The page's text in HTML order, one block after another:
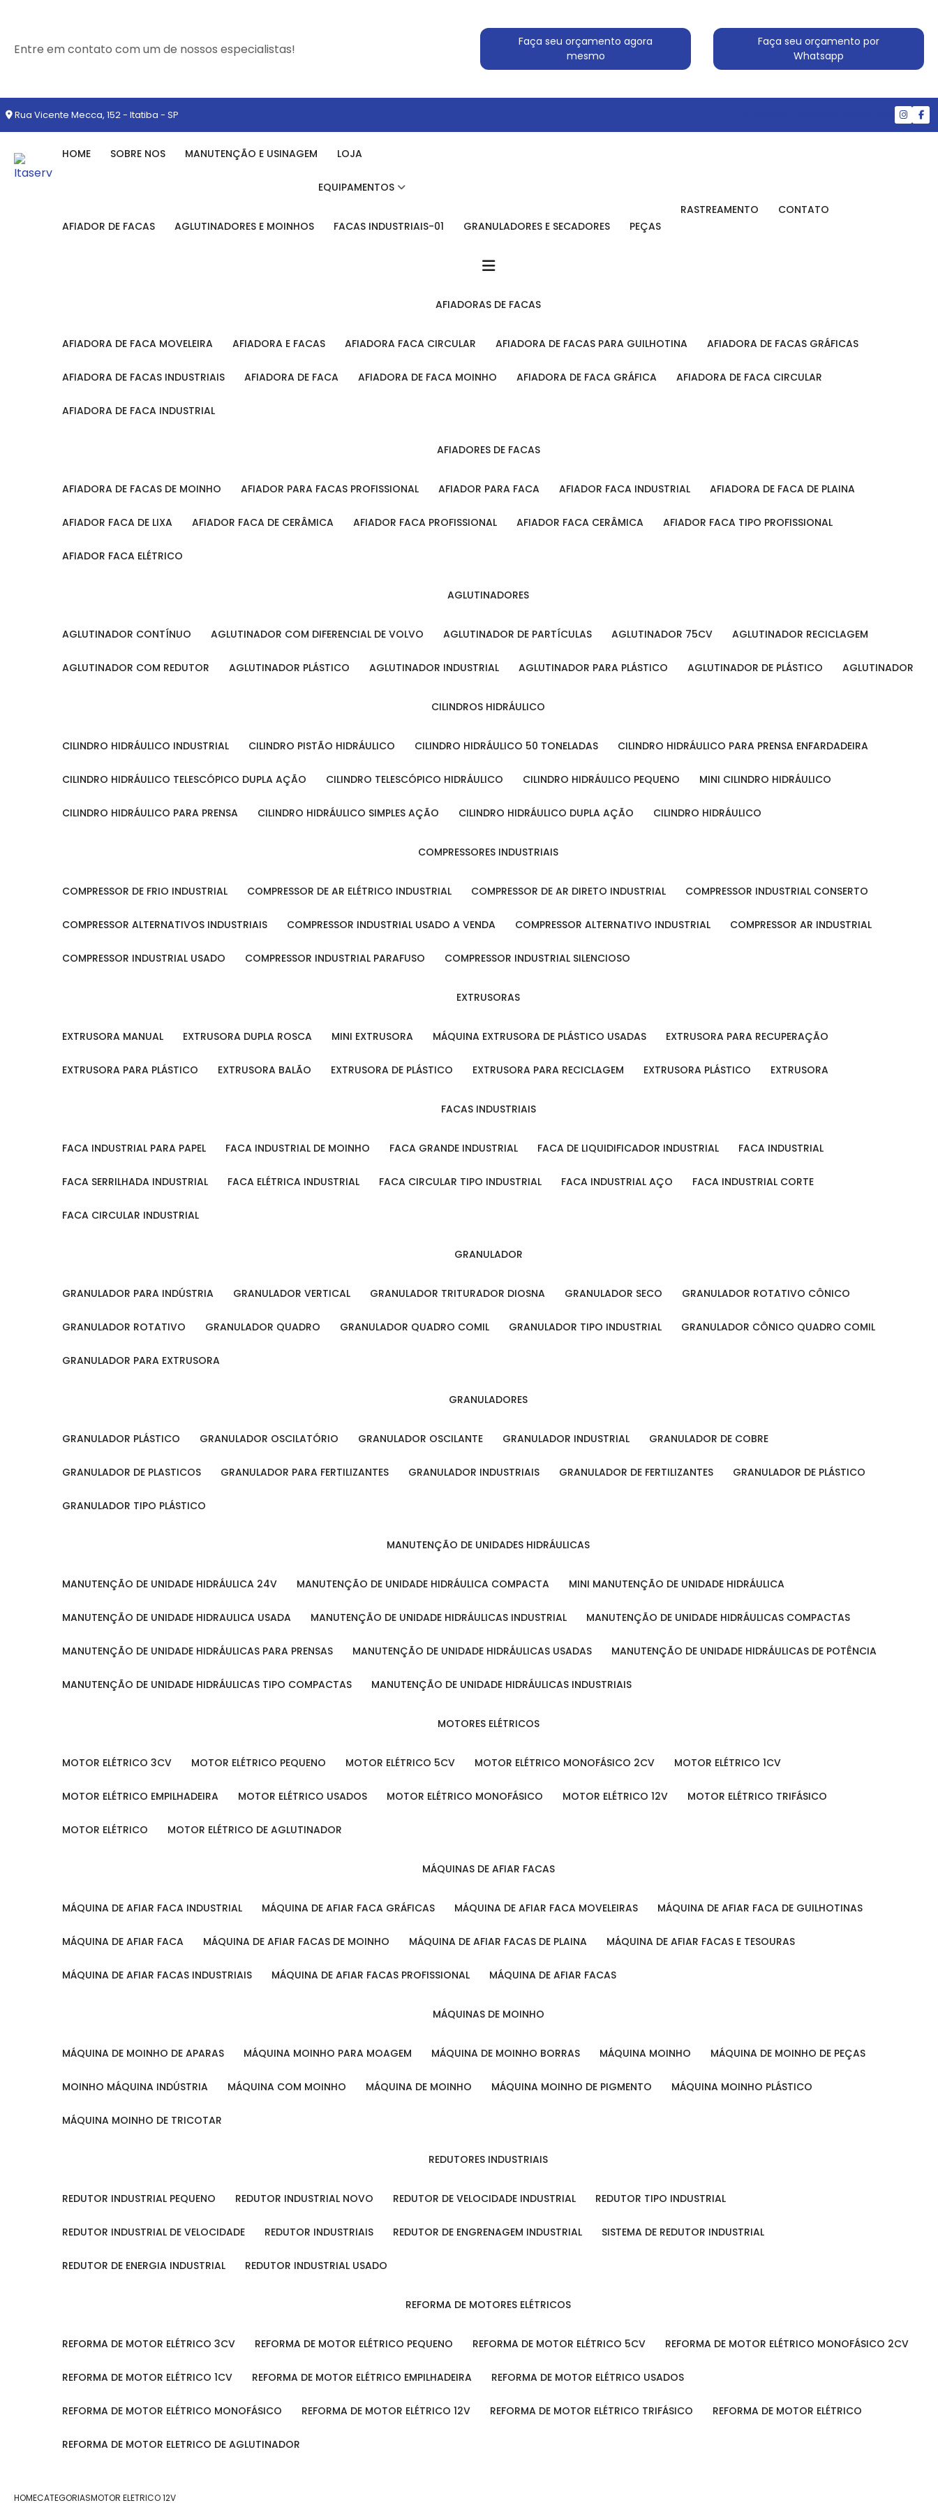
Entre em contato com um de nossos especialistas!
Faça seu orçamento agora
mesmo
Faça seu orçamento por
Whatsapp
Rua Vicente Mecca, 152 - Itatiba - SP
HOME SOBRE NOS MANUTENÇÃO E USINAGEM LOJA
EQUIPAMENTOS
AFIADOR DE FACAS AGLUTINADORES E MOINHOS FACAS INDUSTRIAIS-01 GRANULADORES E SECADORES PEÇAS
RASTREAMENTO CONTATO
AFIADORAS DE FACAS
AFIADORA DE FACA MOVELEIRA AFIADORA E FACAS AFIADORA FACA CIRCULAR AFIADORA DE FACAS PARA GUILHOTINA AFIADORA DE FACAS GRÁFICAS
AFIADORA DE FACAS INDUSTRIAIS AFIADORA DE FACA AFIADORA DE FACA MOINHO AFIADORA DE FACA GRÁFICA AFIADORA DE FACA CIRCULAR
AFIADORA DE FACA INDUSTRIAL
AFIADORES DE FACAS
AFIADORA DE FACAS DE MOINHO AFIADOR PARA FACAS PROFISSIONAL AFIADOR PARA FACA AFIADOR FACA INDUSTRIAL AFIADORA DE FACA DE PLAINA
AFIADOR FACA DE LIXA AFIADOR FACA DE CERÂMICA AFIADOR FACA PROFISSIONAL AFIADOR FACA CERÂMICA AFIADOR FACA TIPO PROFISSIONAL
AFIADOR FACA ELÉTRICO
AGLUTINADORES
AGLUTINADOR CONTÍNUO AGLUTINADOR COM DIFERENCIAL DE VOLVO AGLUTINADOR DE PARTÍCULAS AGLUTINADOR 75CV AGLUTINADOR RECICLAGEM
AGLUTINADOR COM REDUTOR AGLUTINADOR PLÁSTICO AGLUTINADOR INDUSTRIAL AGLUTINADOR PARA PLÁSTICO AGLUTINADOR DE PLÁSTICO AGLUTINADOR
CILINDROS HIDRÁULICO
CILINDRO HIDRÁULICO INDUSTRIAL CILINDRO PISTÃO HIDRÁULICO CILINDRO HIDRÁULICO 50 TONELADAS CILINDRO HIDRÁULICO PARA PRENSA ENFARDADEIRA
CILINDRO HIDRÁULICO TELESCÓPICO DUPLA AÇÃO CILINDRO TELESCÓPICO HIDRÁULICO CILINDRO HIDRÁULICO PEQUENO MINI CILINDRO HIDRÁULICO
CILINDRO HIDRÁULICO PARA PRENSA CILINDRO HIDRÁULICO SIMPLES AÇÃO CILINDRO HIDRÁULICO DUPLA AÇÃO CILINDRO HIDRÁULICO
COMPRESSORES INDUSTRIAIS
COMPRESSOR DE FRIO INDUSTRIAL COMPRESSOR DE AR ELÉTRICO INDUSTRIAL COMPRESSOR DE AR DIRETO INDUSTRIAL COMPRESSOR INDUSTRIAL CONSERTO
COMPRESSOR ALTERNATIVOS INDUSTRIAIS COMPRESSOR INDUSTRIAL USADO A VENDA COMPRESSOR ALTERNATIVO INDUSTRIAL COMPRESSOR AR INDUSTRIAL
COMPRESSOR INDUSTRIAL USADO COMPRESSOR INDUSTRIAL PARAFUSO COMPRESSOR INDUSTRIAL SILENCIOSO
EXTRUSORAS
EXTRUSORA MANUAL EXTRUSORA DUPLA ROSCA MINI EXTRUSORA MÁQUINA EXTRUSORA DE PLÁSTICO USADAS EXTRUSORA PARA RECUPERAÇÃO
EXTRUSORA PARA PLÁSTICO EXTRUSORA BALÃO EXTRUSORA DE PLÁSTICO EXTRUSORA PARA RECICLAGEM EXTRUSORA PLÁSTICO EXTRUSORA
FACAS INDUSTRIAIS
FACA INDUSTRIAL PARA PAPEL FACA INDUSTRIAL DE MOINHO FACA GRANDE INDUSTRIAL FACA DE LIQUIDIFICADOR INDUSTRIAL FACA INDUSTRIAL
FACA SERRILHADA INDUSTRIAL FACA ELÉTRICA INDUSTRIAL FACA CIRCULAR TIPO INDUSTRIAL FACA INDUSTRIAL AÇO FACA INDUSTRIAL CORTE
FACA CIRCULAR INDUSTRIAL
GRANULADOR
GRANULADOR PARA INDÚSTRIA GRANULADOR VERTICAL GRANULADOR TRITURADOR DIOSNA GRANULADOR SECO GRANULADOR ROTATIVO CÔNICO
GRANULADOR ROTATIVO GRANULADOR QUADRO GRANULADOR QUADRO COMIL GRANULADOR TIPO INDUSTRIAL GRANULADOR CÔNICO QUADRO COMIL
GRANULADOR PARA EXTRUSORA
GRANULADORES
GRANULADOR PLÁSTICO GRANULADOR OSCILATÓRIO GRANULADOR OSCILANTE GRANULADOR INDUSTRIAL GRANULADOR DE COBRE
GRANULADOR DE PLASTICOS GRANULADOR PARA FERTILIZANTES GRANULADOR INDUSTRIAIS GRANULADOR DE FERTILIZANTES GRANULADOR DE PLÁSTICO
GRANULADOR TIPO PLÁSTICO
MANUTENÇÃO DE UNIDADES HIDRÁULICAS
MANUTENÇÃO DE UNIDADE HIDRÁULICA 24V MANUTENÇÃO DE UNIDADE HIDRÁULICA COMPACTA MINI MANUTENÇÃO DE UNIDADE HIDRÁULICA
MANUTENÇÃO DE UNIDADE HIDRAULICA USADA MANUTENÇÃO DE UNIDADE HIDRÁULICAS INDUSTRIAL MANUTENÇÃO DE UNIDADE HIDRÁULICAS COMPACTAS
MANUTENÇÃO DE UNIDADE HIDRÁULICAS PARA PRENSAS MANUTENÇÃO DE UNIDADE HIDRÁULICAS USADAS MANUTENÇÃO DE UNIDADE HIDRÁULICAS DE POTÊNCIA
MANUTENÇÃO DE UNIDADE HIDRÁULICAS TIPO COMPACTAS MANUTENÇÃO DE UNIDADE HIDRÁULICAS INDUSTRIAIS
MOTORES ELÉTRICOS
MOTOR ELÉTRICO 3CV MOTOR ELÉTRICO PEQUENO MOTOR ELÉTRICO 5CV MOTOR ELÉTRICO MONOFÁSICO 2CV MOTOR ELÉTRICO 1CV
MOTOR ELÉTRICO EMPILHADEIRA MOTOR ELÉTRICO USADOS MOTOR ELÉTRICO MONOFÁSICO MOTOR ELÉTRICO 12V MOTOR ELÉTRICO TRIFÁSICO
MOTOR ELÉTRICO MOTOR ELÉTRICO DE AGLUTINADOR
MÁQUINAS DE AFIAR FACAS
MÁQUINA DE AFIAR FACA INDUSTRIAL MÁQUINA DE AFIAR FACA GRÁFICAS MÁQUINA DE AFIAR FACA MOVELEIRAS MÁQUINA DE AFIAR FACA DE GUILHOTINAS
MÁQUINA DE AFIAR FACA MÁQUINA DE AFIAR FACAS DE MOINHO MÁQUINA DE AFIAR FACAS DE PLAINA MÁQUINA DE AFIAR FACAS E TESOURAS
MÁQUINA DE AFIAR FACAS INDUSTRIAIS MÁQUINA DE AFIAR FACAS PROFISSIONAL MÁQUINA DE AFIAR FACAS
MÁQUINAS DE MOINHO
MÁQUINA DE MOINHO DE APARAS MÁQUINA MOINHO PARA MOAGEM MÁQUINA DE MOINHO BORRAS MÁQUINA MOINHO MÁQUINA DE MOINHO DE PEÇAS
MOINHO MÁQUINA INDÚSTRIA MÁQUINA COM MOINHO MÁQUINA DE MOINHO MÁQUINA MOINHO DE PIGMENTO MÁQUINA MOINHO PLÁSTICO
MÁQUINA MOINHO DE TRICOTAR
REDUTORES INDUSTRIAIS
REDUTOR INDUSTRIAL PEQUENO REDUTOR INDUSTRIAL NOVO REDUTOR DE VELOCIDADE INDUSTRIAL REDUTOR TIPO INDUSTRIAL
REDUTOR INDUSTRIAL DE VELOCIDADE REDUTOR INDUSTRIAIS REDUTOR DE ENGRENAGEM INDUSTRIAL SISTEMA DE REDUTOR INDUSTRIAL
REDUTOR DE ENERGIA INDUSTRIAL REDUTOR INDUSTRIAL USADO
REFORMA DE MOTORES ELÉTRICOS
REFORMA DE MOTOR ELÉTRICO 3CV REFORMA DE MOTOR ELÉTRICO PEQUENO REFORMA DE MOTOR ELÉTRICO 5CV REFORMA DE MOTOR ELÉTRICO MONOFÁSICO 2CV
REFORMA DE MOTOR ELÉTRICO 1CV REFORMA DE MOTOR ELÉTRICO EMPILHADEIRA REFORMA DE MOTOR ELÉTRICO USADOS
REFORMA DE MOTOR ELÉTRICO MONOFÁSICO REFORMA DE MOTOR ELÉTRICO 12V REFORMA DE MOTOR ELÉTRICO TRIFÁSICO REFORMA DE MOTOR ELÉTRICO
REFORMA DE MOTOR ELETRICO DE AGLUTINADOR
HOMECATEGORIASMOTOR ELETRICO 12V